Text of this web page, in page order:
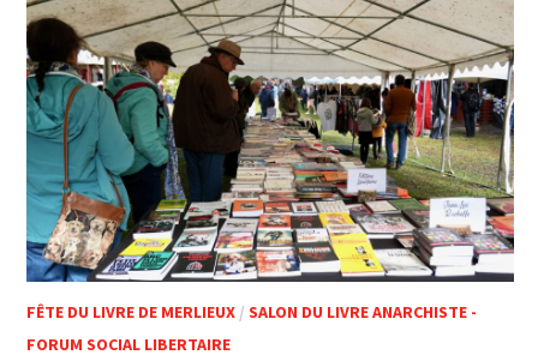
FÊTE DU LIVRE DE MERLIEUX /SALON DU LIVRE ANARCHISTE -
FORUM SOCIAL LIBERTAIRE